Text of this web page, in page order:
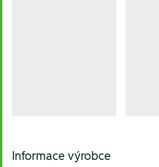
Informace výrobce